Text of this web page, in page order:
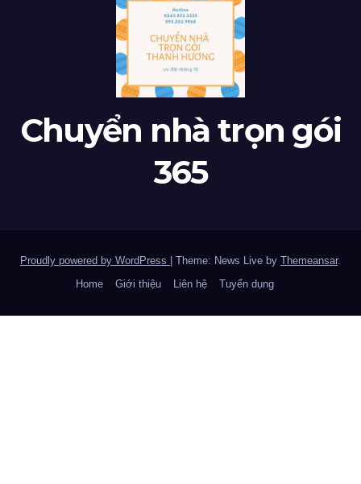
Chuyển nhà trọn gói
365
Proudly powered by WordPress | Theme: News Live by Themeansar.
Home
Giới thiệu Liên hệ Tuyển dụng